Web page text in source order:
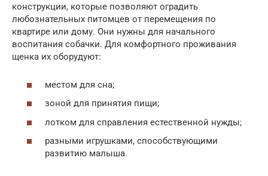
конструкции, которые позволяют оградить
любознательных питомцев от перемещения по
квартире или дому. Они нужны для начального
воспитания собачки. Для комфортного проживания
щенка их оборудуют:
местом для сна;
зоной для принятия пищи;
лотком для справления естественной нужды;
разными игрушками, способствующими
развитию малыша.